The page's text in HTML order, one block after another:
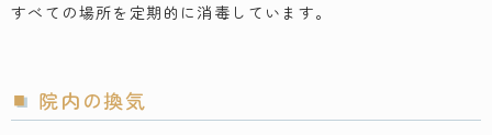
すべての場所を定期的に消毒しています。
院内の換気